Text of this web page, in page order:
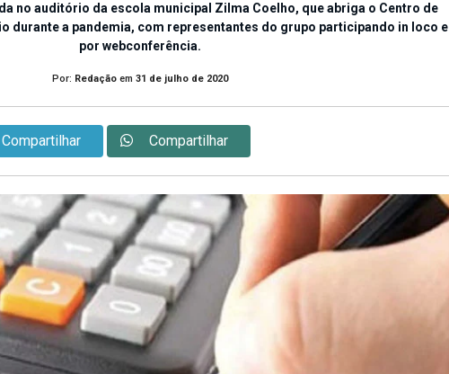
no auditório da escola municipal Zilma Coelho, que abriga o Centro de
durante a pandemia, com representantes do grupo participando in loco e
por webconferência.
Por: Redação em 31 de julho de 2020
Compartilhar Compartilhar